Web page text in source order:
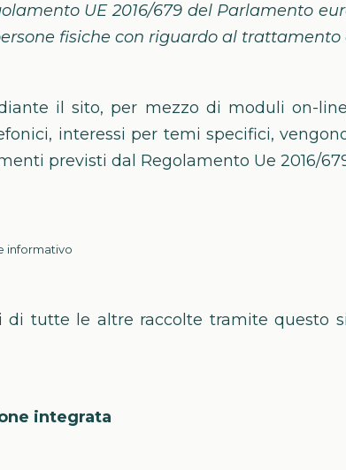
UE 2016/679 del Parlamento
fisiche con riguardo al
il sito, per mezzo di moduli on-
interessi per temi specifici,
previsti dal Regolamento Ue 2016/
informativo
di tutte le altre raccolte tramite questo
integrata